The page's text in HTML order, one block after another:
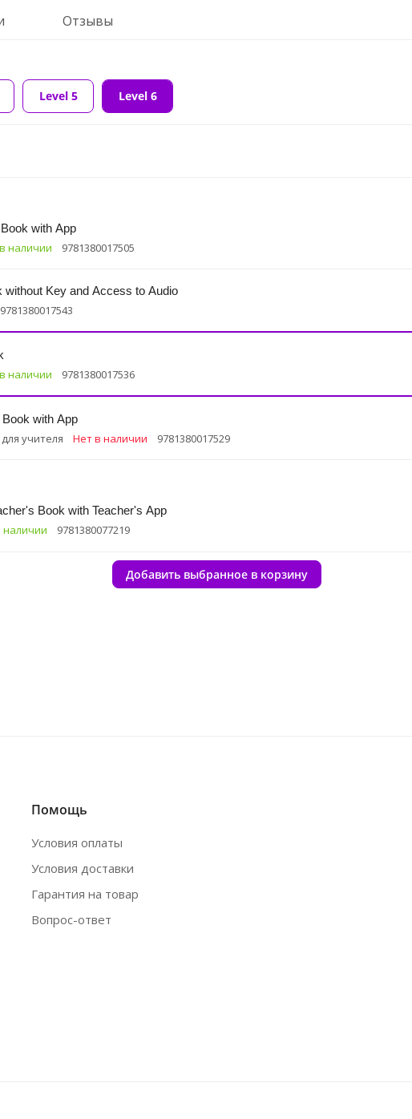
Отзывы
Level 5 Level 6
with App
наличии 9781380017505
without Key and Access to Audio
9781380017543
наличии 9781380017536
with App
учителя Нет в наличии 9781380017529
Book with Teacher's App
наличии 9781380077219
Добавить выбранное в корзину
Помощь
Условия оплаты
Условия доставки
Гарантия на товар
Вопрос-ответ